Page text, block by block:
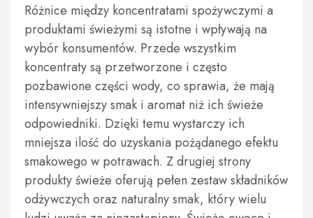
Różnice między koncentratami spożywczymi a
produktami świeżymi są istotne i wpływają na
wybór konsumentów. Przede wszystkim
koncentraty są przetworzone i często
pozbawione części wody, co sprawia, że mają
intensywniejszy smak i aromat niż ich świeże
odpowiedniki. Dzięki temu wystarczy ich
mniejsza ilość do uzyskania pożądanego efektu
smakowego w potrawach. Z drugiej strony
produkty świeże oferują pełen zestaw składników
odżywczych oraz naturalny smak, który wielu